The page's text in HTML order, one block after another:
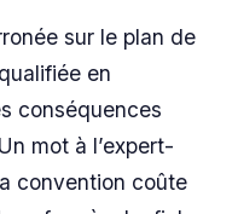
sur le plan de
en
conséquences
mot à l’expert-
convention coûte